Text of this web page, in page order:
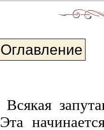
Оглавление
Всякая
Эта